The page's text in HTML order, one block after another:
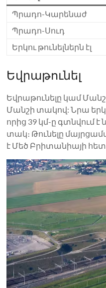
Պրադո-Կարենաժ
Պրադո-Սուդ
Երկու թունելներն էլ
Եվրաթունել
Եվրաթունելը կամ
Մանշի տակով: Նրա
որից 39 կմ-ը գտնվում
տակ։ Թունելը
է Մեծ Բրիտանիայի